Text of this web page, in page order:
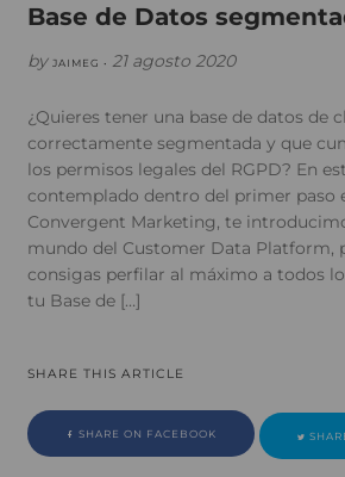
Base de Datos
by JAIMEG • 21 agosto 2020
¿Quieres tener una base de datos de
correctamente segmentada y que
los permisos legales del RGPD? En
contemplado dentro del primer paso
Convergent Marketing, te
mundo del Customer Data Platform,
consigas perfilar al máximo a todos
tu Base de […]
SHARE THIS ARTICLE
SHARE ON FACEBOOK